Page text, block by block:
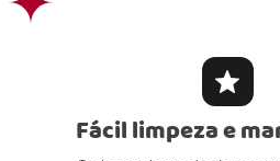
Fácil limpeza e